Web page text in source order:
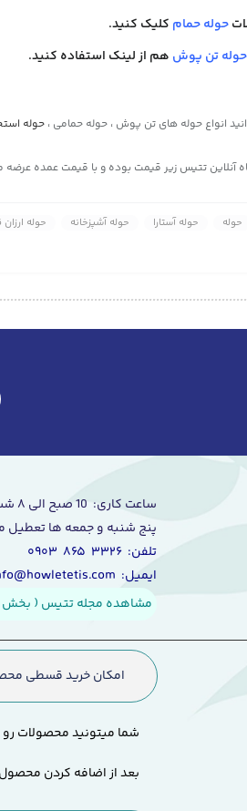
حوله حمام کلیک کنید.
حوله تن پوش هم از لینک استفاده کنید.
انواع حوله های تن پوش ، حوله حمامی ، حوله
آنلاین تتیس زیر قیمت بوده و با قیمت عمده
حوله حوله آستارا حوله آشپزخانه حوله
ساعت کاری: 10 صبح الی ۸ شب
پنج شنبه و جمعه ها تعطیل
تلفن: ۳۳۲۶ ۸۶۵ ۰۹۰۳
ایمیل: info@howletetis.com
مشاهده مجله تتیس ( بخش
امکان خرید قسطی
شما میتونید محصولات
بعد از اضافه کردن